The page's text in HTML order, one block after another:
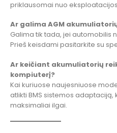
priklausomai nuo
Ar galima AGM
Galima tik tada, jei automobilis
Prieš keisdami pasitarkite su
Ar keičiant akumuliatorių
kompiuterį?
Kai kuriuose naujesniuose
atlikti BMS sistemos
maksimaliai ilgai.